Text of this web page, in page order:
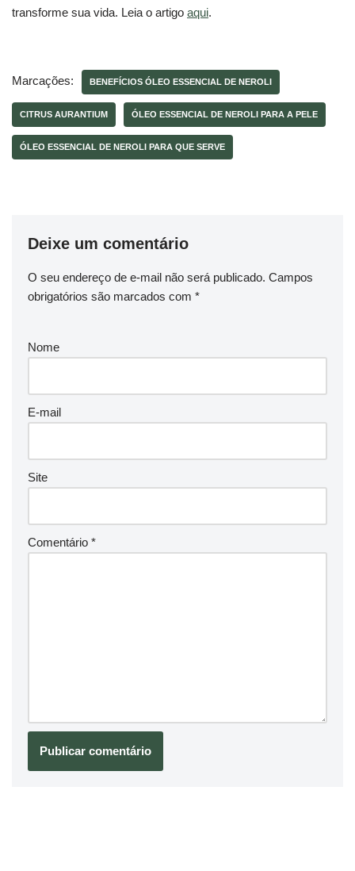
transforme sua vida. Leia o artigo aqui.
Marcações: BENEFÍCIOS ÓLEO ESSENCIAL DE NEROLI
CITRUS AURANTIUM ÓLEO ESSENCIAL DE NEROLI PARA A PELE
ÓLEO ESSENCIAL DE NEROLI PARA QUE SERVE
Deixe um comentário
O seu endereço de e-mail não será publicado. Campos
obrigatórios são marcados com *
Nome
E-mail
Site
Comentário *